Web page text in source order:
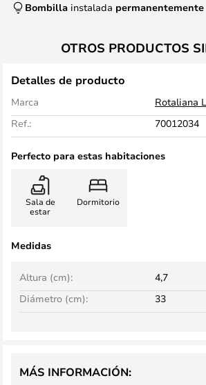
Bombilla instalada permanentemente
OTROS PRODUCTOS
Detalles de producto
Marca
Rotaliana
Ref.:
70012034
Perfecto para estas habitaciones
Sala de
estar
Dormitorio
Medidas
Altura (cm):
4,7
Diámetro (cm):
33
MÁS INFORMACIÓN: